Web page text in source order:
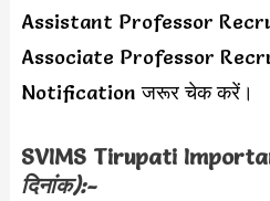
Assistant Professor
Associate Professor
Notification जरूर चेक करें।
SVIMS Tirupati
दिनांक):-